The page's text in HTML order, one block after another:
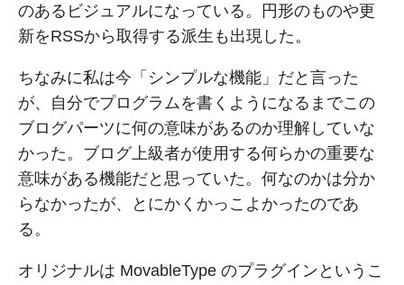
のあるビジュアルになっている。円形のものや更
新をRSSから取得する派生も出現した。
ちなみに私は今「シンプルな機能」だと言った
が、自分でプログラムを書くようになるまでこの
ブログパーツに何の意味があるのか理解していな
かった。ブログ上級者が使用する何らかの重要な
意味がある機能だと思っていた。何なのかは分か
らなかったが、とにかくかっこよかったのであ
る。
オリジナルは MovableType のプラグインというこ